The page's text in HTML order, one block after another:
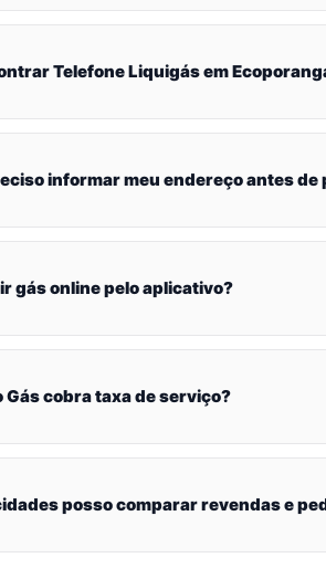
Telefone Liquigás em
informar meu endereço antes de
gás online pelo aplicativo?
Gás cobra taxa de serviço?
posso comparar revendas e